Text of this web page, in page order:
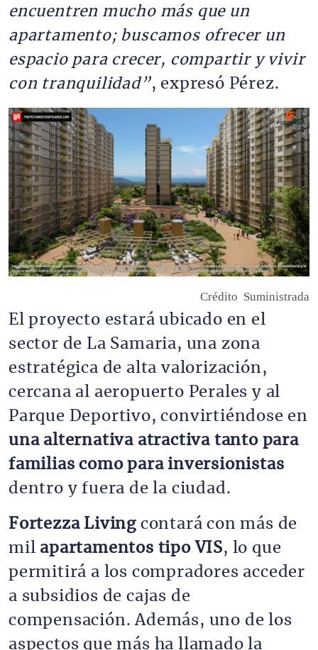
encuentren mucho más que un
apartamento; buscamos ofrecer un
espacio para crecer, compartir y vivir
con tranquilidad”, expresó Pérez.
Imagen
Crédito Suministrada
El proyecto estará ubicado en el
sector de La Samaria, una zona
estratégica de alta valorización,
cercana al aeropuerto Perales y al
Parque Deportivo, convirtiéndose en
una alternativa atractiva tanto para
familias como para inversionistas
dentro y fuera de la ciudad.
Fortezza Living contará con más de
mil apartamentos tipo VIS, lo que
permitirá a los compradores acceder
a subsidios de cajas de
compensación. Además, uno de los
aspectos que más ha llamado la